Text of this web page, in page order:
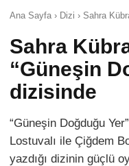
Ana Sayfa › Dizi › Sahra
Sahra
“Güneşin
dizisinde
“Güneşin Doğduğu
Lostuvalı ile Çiğdem
yazdığı dizinin güçlü